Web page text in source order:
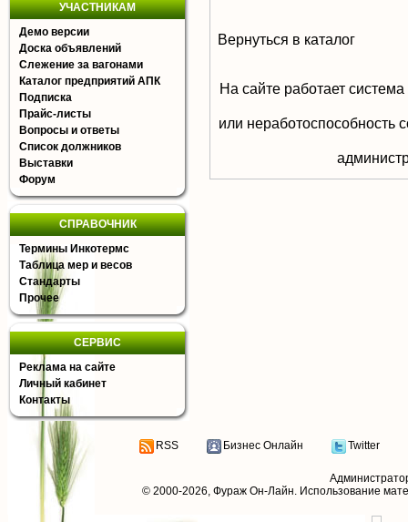
УЧАСТНИКАМ
Демо версии
Доска объявлений
Слежение за вагонами
Каталог предприятий АПК
Подписка
Прайс-листы
Вопросы и ответы
Список должников
Выставки
Форум
СПРАВОЧНИК
Термины Инкотермс
Таблица мер и весов
Стандарты
Прочее
СЕРВИС
Реклама на сайте
Личный кабинет
Контакты
Вернуться в каталог
На сайте работает
или неработоспособность
RSS Бизнес Онлайн Twitter
© 2000-2026, Фураж Он-Лайн. Использование